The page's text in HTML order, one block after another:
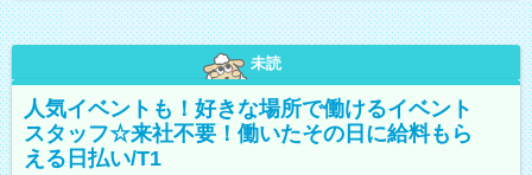
未読
人気イベントも！好きな場所で働けるイベント
スタッフ☆来社不要！働いたその日に給料もら
える日払い/T1